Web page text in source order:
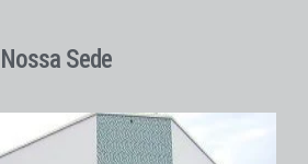
Nossa Sede